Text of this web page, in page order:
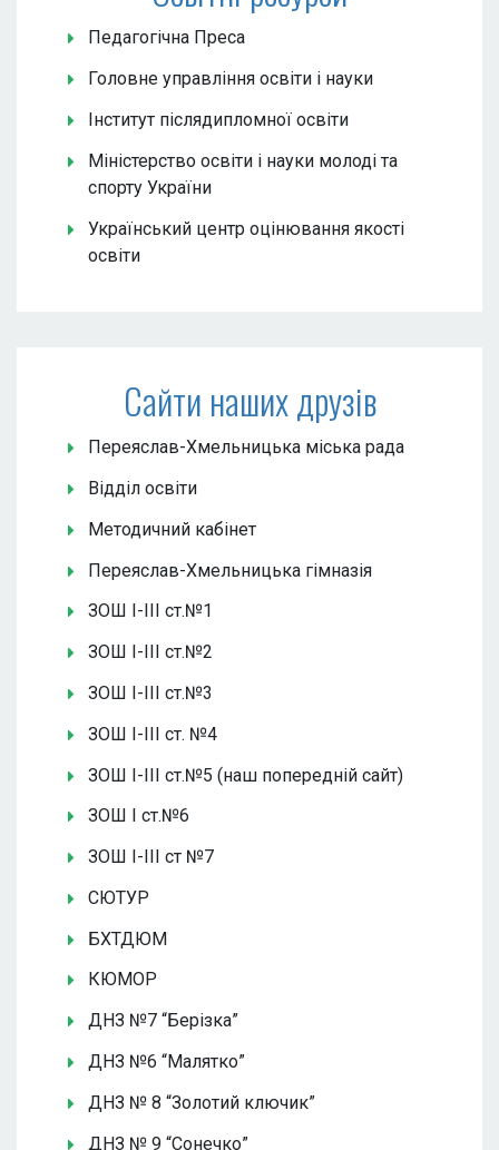
Педагогічна Преса
Головне управління освіти і науки
Інститут післядипломної освіти
Міністерство освіти і науки молоді та
спорту України
Український центр оцінювання якості
освіти
Сайти наших друзів
Переяслав-Хмельницька міська рада
Відділ освіти
Методичний кабінет
Переяслав-Хмельницька гімназія
ЗОШ І-ІІІ ст.№1
ЗОШ І-ІІІ ст.№2
ЗОШ І-ІІІ ст.№3
ЗОШ І-ІІІ ст. №4
ЗОШ І-ІІІ ст.№5 (наш попередній сайт)
ЗОШ І ст.№6
ЗОШ І-ІІІ ст №7
СЮТУР
БХТДЮМ
КЮМОР
ДНЗ №7 “Берізка”
ДНЗ №6 “Малятко”
ДНЗ № 8 “Золотий ключик”
ДНЗ № 9 “Сонечко”